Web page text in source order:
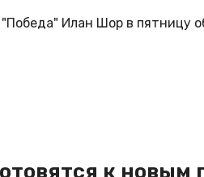
Илан Шор в пятницу
к новым